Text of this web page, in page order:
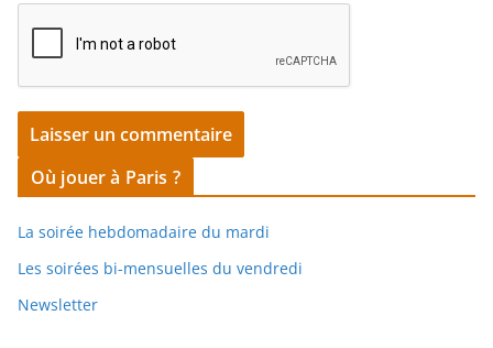
Où jouer à Paris ?
La soirée hebdomadaire du mardi
Les soirées bi-mensuelles du vendredi
Newsletter